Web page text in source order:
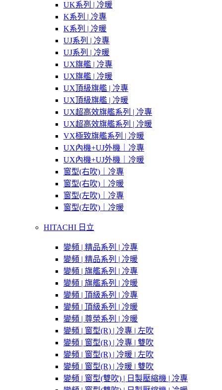
UK系列 | 冷暖
K系列 | 冷專
K系列 | 冷暖
UJ系列 | 冷專
UJ系列 | 冷暖
UX旗艦 | 冷專
UX旗艦 | 冷暖
UX頂級旗艦 | 冷專
UX頂級旗艦 | 冷暖
UX超高效旗艦系列 | 冷專
UX超高效旗艦系列 | 冷暖
VX極致旗艦系列 | 冷暖
UX內機+UJ外機｜冷專
UX內機+UJ外機｜冷暖
窗型(右吹)｜冷專
窗型(右吹)｜冷暖
窗型(左吹)｜冷專
窗型(左吹)｜冷暖
HITACHI 日立
變頻 | 精品系列 | 冷專
變頻 | 精品系列 | 冷暖
變頻 | 旗艦系列 | 冷專
變頻 | 旗艦系列 | 冷暖
變頻 | 頂級系列 | 冷專
變頻 | 頂級系列 | 冷暖
變頻 | 尊榮系列 | 冷暖
變頻 | 窗型(R) | 冷專 | 左吹
變頻 | 窗型(R) | 冷專 | 雙吹
變頻 | 窗型(R) | 冷暖 | 左吹
變頻 | 窗型(R) | 冷暖 | 雙吹
變頻 | 窗型(雙吹) | 日製壓縮機 | 冷專